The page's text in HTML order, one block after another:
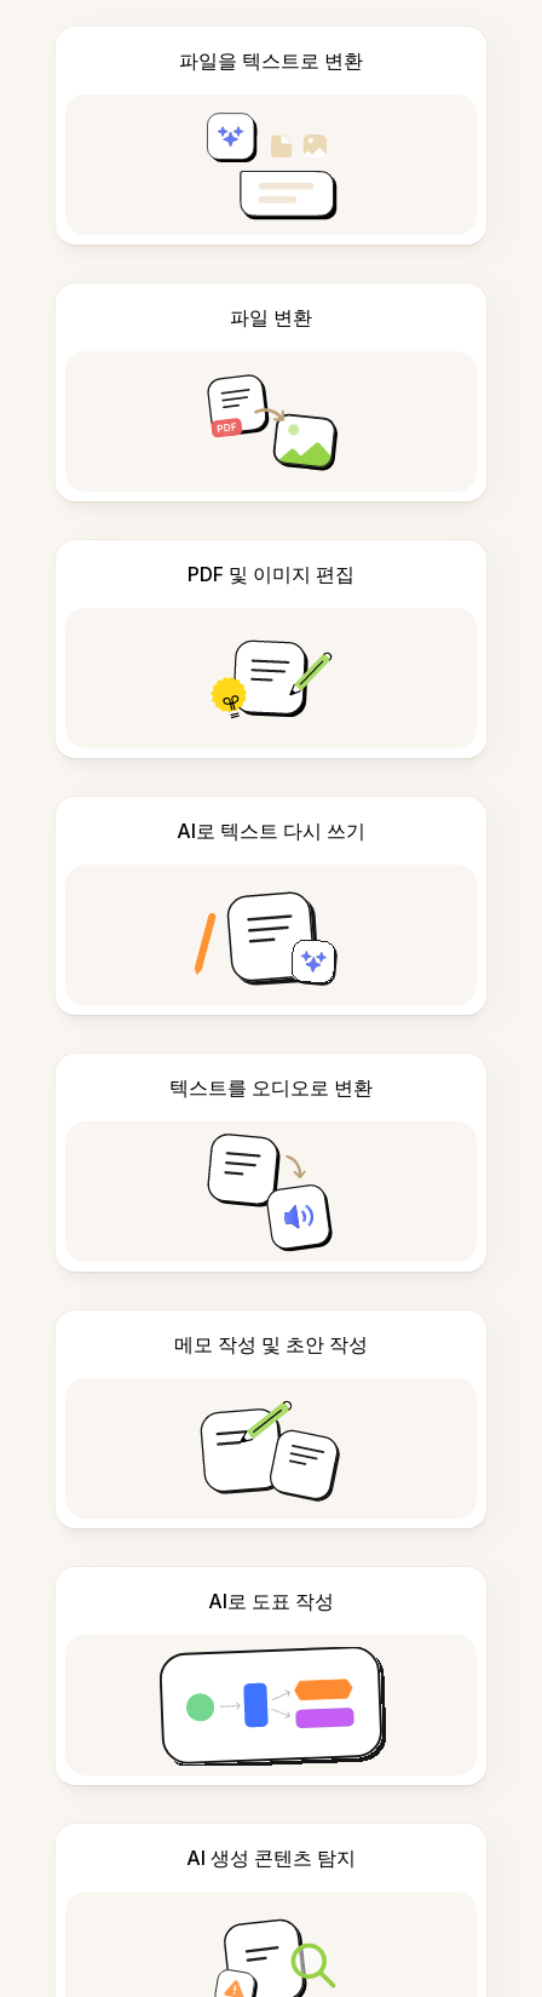
파일을 텍스트로 변환
파일 변환
PDF 및 이미지 편집
AI로 텍스트 다시 쓰기
텍스트를 오디오로 변환
메모 작성 및 초안 작성
AI로 도표 작성
AI 생성 콘텐츠 탐지